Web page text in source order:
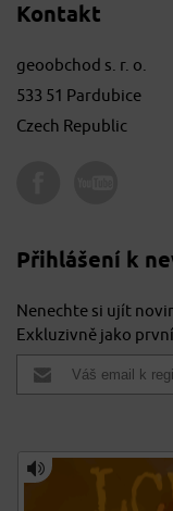
Kontakt
geoobchod s. r. o.
533 51 Pardubice
Czech Republic
Přihlášení k
Nenechte si ujít
Exkluzivně jako